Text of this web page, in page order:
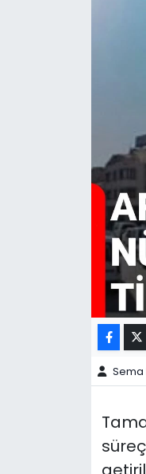
Sema
11:11 MANŞET